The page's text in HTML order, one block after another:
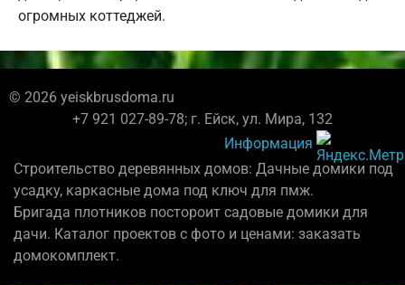
огромных коттеджей.
© 2026 yeiskbrusdoma.ru
+7 921 027-89-78; г. Ейск, ул. Мира, 132
Информация
Строительство деревянных домов: Дачные домики под
усадку, каркасные дома под ключ для пмж.
Бригада плотников постороит садовые домики для
дачи. Каталог проектов с фото и ценами: заказать
домокомплект.